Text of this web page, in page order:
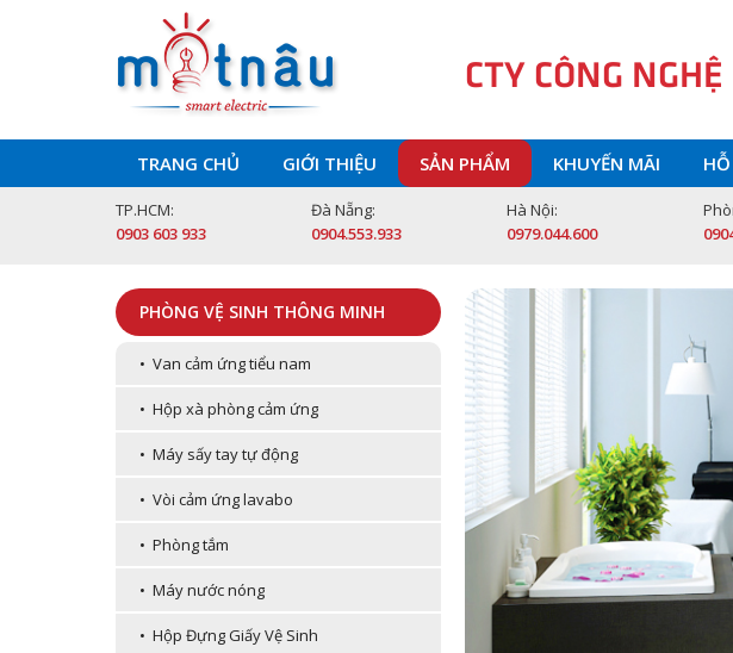
CTY CÔNG NGHỆ
TRANG CHỦ GIỚI THIỆU SẢN PHẨM KHUYẾN MÃI
TP.HCM:
0903 603 933
Đà Nẵng:
0904.553.933
Hà Nội:
0979.044.600
PHÒNG VỆ SINH THÔNG MINH
• Van cảm ứng tiểu nam
• Hộp xà phòng cảm ứng
• Máy sấy tay tự động
• Vòi cảm ứng lavabo
• Phòng tắm
• Máy nước nóng
• Hộp Đựng Giấy Vệ Sinh